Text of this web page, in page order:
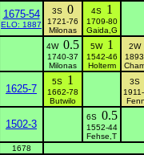
1675-54
ELO: 1887
3S 0
1721-76
Milonas
4S 1
1709-80
Gaida,G
4W 0.5
1740-37
Milonas
5W 1
1542-46
Holterm
1625-7
5S 1
1662-78
Butwilo
3S
1502-3
6S 0.5
1552-44
Fehse,T
1678